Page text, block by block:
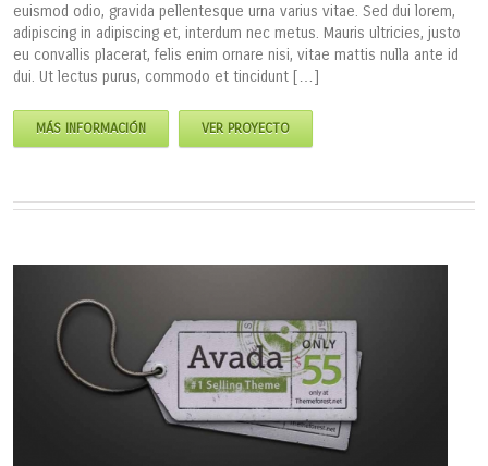
euismod odio, gravida pellentesque urna varius vitae. Sed dui lorem,
adipiscing in adipiscing et, interdum nec metus. Mauris ultricies, justo
eu convallis placerat, felis enim ornare nisi, vitae mattis nulla ante id
dui. Ut lectus purus, commodo et tincidunt […]
MÁS INFORMACIÓN VER PROYECTO